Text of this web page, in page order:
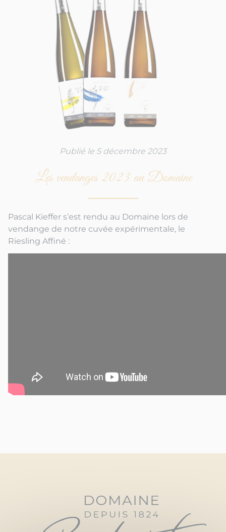
Publié le 5 décembre 2023
Les vendanges 2023 au Domaine
Pascal Kieffer s’est rendu au Domaine lors de
vendange de notre cuvée expérimentale, le
Riesling Affiné :